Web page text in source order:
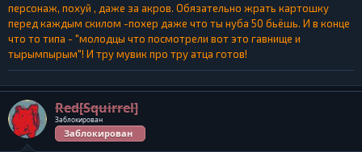
персонаж, похуй , даже за акров. Обязательно жрать картошку
перед каждым скилом -похер даже что ты нуба 50 бьёшь. И в конце
что то типа - "молодцы что посмотрели вот это гавнище и
тырымпырым"! И тру мувик про тру атца готов!
Red[Squirrel]
Заблокирован
Заблокирован